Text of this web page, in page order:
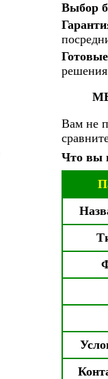
Выбор
Вам не
Что вы